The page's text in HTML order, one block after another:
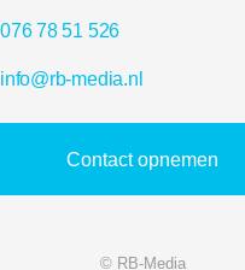
076 78 51 526
info@rb-media.nl
Contact opnemen
© RB-Media